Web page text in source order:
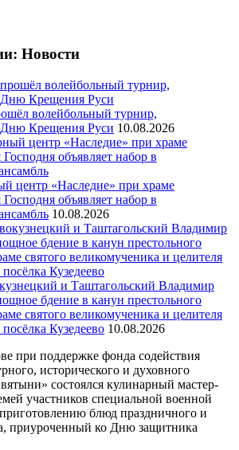
Новости
волейбольный турнир,
Крещения Руси 10.08.2026
центр «Наследие» при храме
объявляет набор в
10.08.2026
и Таштагольский Владимир
бдение в канун престольного
святого великомученика и целителя
Кузедеево 10.08.2026
при поддержке фонда содействия
исторического и духовного
состоялся кулинарный мастер-
участников специальной военной
блюд праздничного и
приуроченный ко Дню защитника